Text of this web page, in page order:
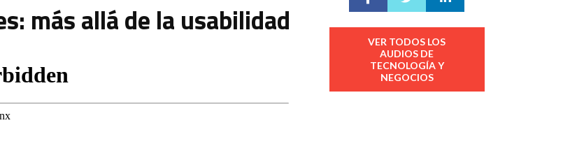
más allá de la usabilidad
VER TODOS LOS
AUDIOS DE
TECNOLOGÍA Y
NEGOCIOS